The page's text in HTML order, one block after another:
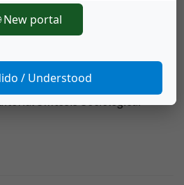
Universidad de Costa Rica.
Introducción a los métodos
(1997). Técnicas cualitativas de
metodológica y práctica
Síntesis Sociológica.
New portal
/ Understood